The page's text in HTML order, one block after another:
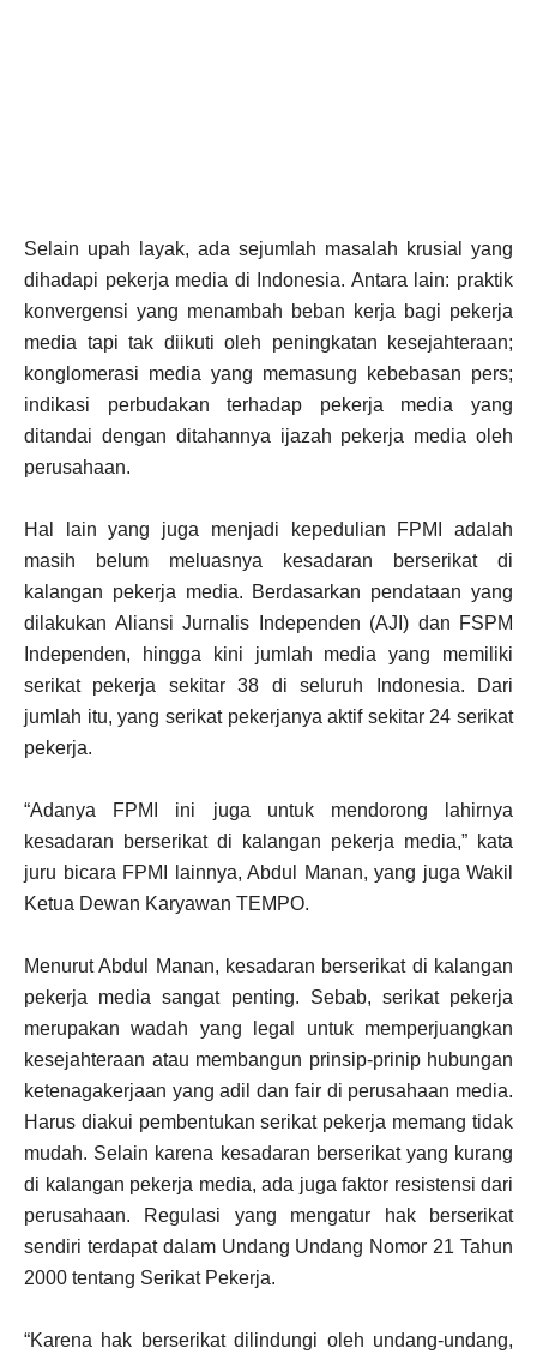
Selain upah layak, ada sejumlah masalah krusial yang
dihadapi pekerja media di Indonesia. Antara lain: praktik
konvergensi yang menambah beban kerja bagi pekerja
media tapi tak diikuti oleh peningkatan kesejahteraan;
konglomerasi media yang memasung kebebasan pers;
indikasi perbudakan terhadap pekerja media yang
ditandai dengan ditahannya ijazah pekerja media oleh
perusahaan.
Hal lain yang juga menjadi kepedulian FPMI adalah
masih belum meluasnya kesadaran berserikat di
kalangan pekerja media. Berdasarkan pendataan yang
dilakukan Aliansi Jurnalis Independen (AJI) dan FSPM
Independen, hingga kini jumlah media yang memiliki
serikat pekerja sekitar 38 di seluruh Indonesia. Dari
jumlah itu, yang serikat pekerjanya aktif sekitar 24 serikat
pekerja.
“Adanya FPMI ini juga untuk mendorong lahirnya
kesadaran berserikat di kalangan pekerja media,” kata
juru bicara FPMI lainnya, Abdul Manan, yang juga Wakil
Ketua Dewan Karyawan TEMPO.
Menurut Abdul Manan, kesadaran berserikat di kalangan
pekerja media sangat penting. Sebab, serikat pekerja
merupakan wadah yang legal untuk memperjuangkan
kesejahteraan atau membangun prinsip-prinip hubungan
ketenagakerjaan yang adil dan fair di perusahaan media.
Harus diakui pembentukan serikat pekerja memang tidak
mudah. Selain karena kesadaran berserikat yang kurang
di kalangan pekerja media, ada juga faktor resistensi dari
perusahaan. Regulasi yang mengatur hak berserikat
sendiri terdapat dalam Undang Undang Nomor 21 Tahun
2000 tentang Serikat Pekerja.
“Karena hak berserikat dilindungi oleh undang-undang,